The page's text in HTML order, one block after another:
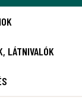
LÁTNIVALÓK